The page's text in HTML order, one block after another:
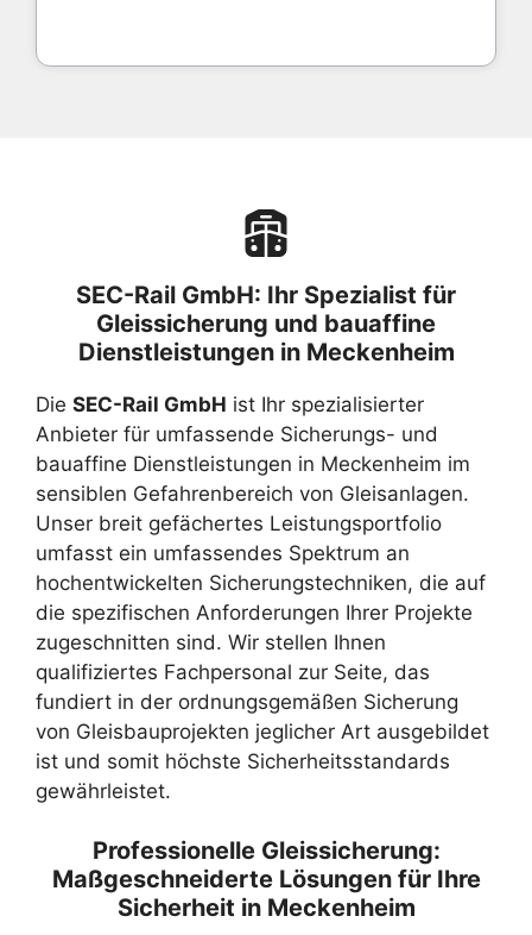
SEC-Rail GmbH: Ihr Spezialist für
Gleissicherung und bauaffine
Dienstleistungen in Meckenheim
Die SEC-Rail GmbH ist Ihr spezialisierter
Anbieter für umfassende Sicherungs- und
bauaffine Dienstleistungen in Meckenheim im
sensiblen Gefahrenbereich von Gleisanlagen.
Unser breit gefächertes Leistungsportfolio
umfasst ein umfassendes Spektrum an
hochentwickelten Sicherungstechniken, die auf
die spezifischen Anforderungen Ihrer Projekte
zugeschnitten sind. Wir stellen Ihnen
qualifiziertes Fachpersonal zur Seite, das
fundiert in der ordnungsgemäßen Sicherung
von Gleisbauprojekten jeglicher Art ausgebildet
ist und somit höchste Sicherheitsstandards
gewährleistet.
Professionelle Gleissicherung:
Maßgeschneiderte Lösungen für Ihre
Sicherheit in Meckenheim